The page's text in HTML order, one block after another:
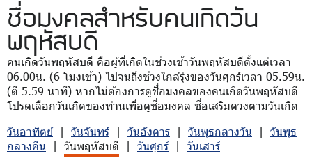
ชื่อมงคลสำหรับคนเกิดวัน
พฤหัสบดี
คนเกิดวันพฤหัสบดี คือผู้ที่เกิดในช่วงเช้าวันพฤหัสบดีตั้งแต่เวลา
06.00น. (6 โมงเช้า) ไปจนถึงช่วงใกล้รุ่งของวันศุกร์เวลา 05.59น.
(ตี 5.59 นาที) หากไม่ต้องการดูชื่อมงคลของคนเกิดวันพฤหัสบดี
โปรดเลือกวันเกิดของท่านเพื่อดูชื่อมงคล ชื่อเสริมดวงตามวันเกิด
วันอาทิตย์| วันจันทร์ | วันอังคาร | วันพุธกลางวัน | วันพุธ
กลางคืน | วันพฤหัสบดี | วันศุกร์ | วันเสาร์